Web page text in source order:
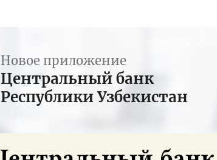
Новое приложение
Центральный банк
Республики Узбекистан